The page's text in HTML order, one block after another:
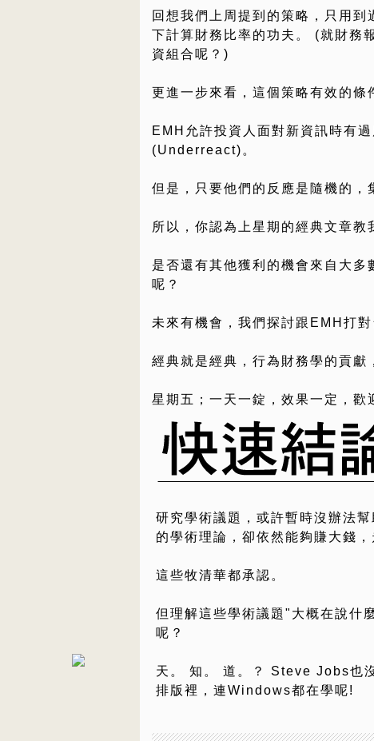
回想我們上周提到的策略，只用
下計算財務比率的功夫。 (就財務
資組合呢？)
更進一步來看，這個策略有效的條
EMH允許投資人面對新資訊時有
(Underreact)。
但是，只要他們的反應是隨機的，
所以，你認為上星期的經典文章教
是否還有其他獲利的機會來自大
呢？
未來有機會，我們探討跟EMH打
經典就是經典，行為財務學的貢獻
星期五；一天一錠，效果一定，歡
研究學術議題，或許暫時沒辦法
的學術理論，卻依然能夠賺大錢，
這些牧清華都承認。
但理解這些學術議題"大概在說什
呢？
天。 知。 道。？ Steve Jobs也
排版裡，連Windows都在學呢!